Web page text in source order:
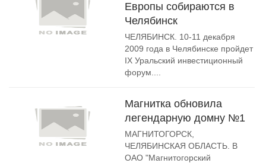
Европы собираются в
Челябинск
ЧЕЛЯБИНСК. 10-11 декабря
2009 года в Челябинске пройдет
IX Уральский инвестиционный
форум....
Магнитка обновила
легендарную домну №1
МАГНИТОГОРСК,
ЧЕЛЯБИНСКАЯ ОБЛАСТЬ. В
ОАО "Магнитогорский